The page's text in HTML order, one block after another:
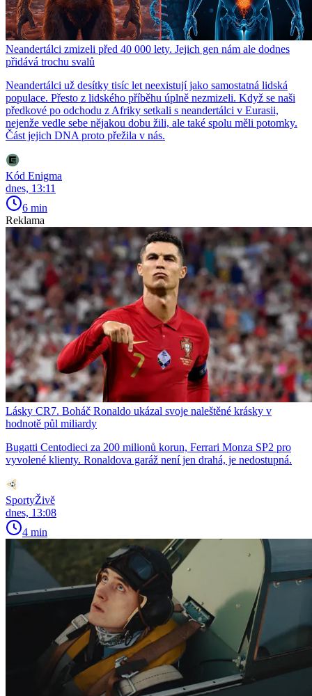
Neandertálci zmizeli před 40 000 lety. Jejich gen nám ale dodnes
přidává trochu svalů
Neandertálci už desítky tisíc let neexistují jako samostatná lidská
populace. Přesto z lidského příběhu úplně nezmizeli. Když se naši
předkové po odchodu z Afriky setkali s neandertálci v Eurasii,
nejenže vedle sebe nějakou dobu žili, ale také spolu měli potomky.
Část jejich DNA proto přežila v nás.
Kód Enigma
dnes, 13:11
6 min
Reklama
Lásky CR7. Boháč Ronaldo ukázal svoje naleštěné krásky v
hodnotě půl miliardy
Bugatti Centodieci za 200 milionů korun, Ferrari Monza SP2 pro
vyvolené klienty. Ronaldova garáž není jen drahá, je nedostupná.
SportyŽivě
dnes, 13:08
4 min